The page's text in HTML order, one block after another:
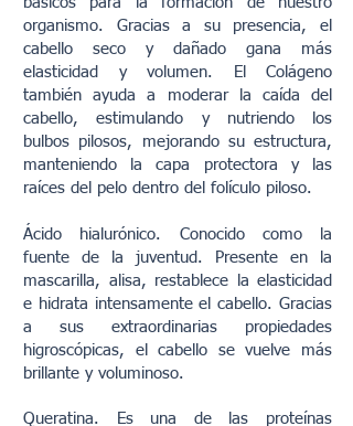
organismo. Gracias a su presencia, el
cabello seco y dañado gana más
elasticidad y volumen. El Colágeno
también ayuda a moderar la caída del
cabello, estimulando y nutriendo los
bulbos pilosos, mejorando su estructura,
manteniendo la capa protectora y las
raíces del pelo dentro del folículo piloso.
Ácido hialurónico. Conocido como la
fuente de la juventud. Presente en la
mascarilla, alisa, restablece la elasticidad
e hidrata intensamente el cabello. Gracias
a sus extraordinarias propiedades
higroscópicas, el cabello se vuelve más
brillante y voluminoso.
Queratina. Es una de las proteínas